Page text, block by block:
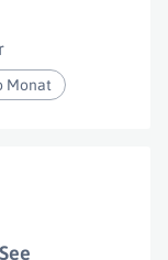
Monat